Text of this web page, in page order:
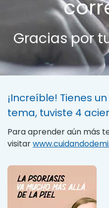
Gracias por
¡Increíble! Tienes
tema, tuviste 4
Para aprender aún más
visitar